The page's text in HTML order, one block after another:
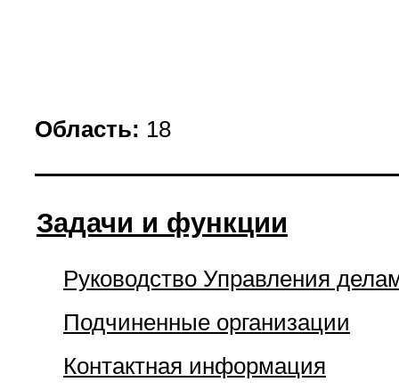
Область: 18
Задачи и функции
Руководство Управления
Подчиненные организации
Контактная информация